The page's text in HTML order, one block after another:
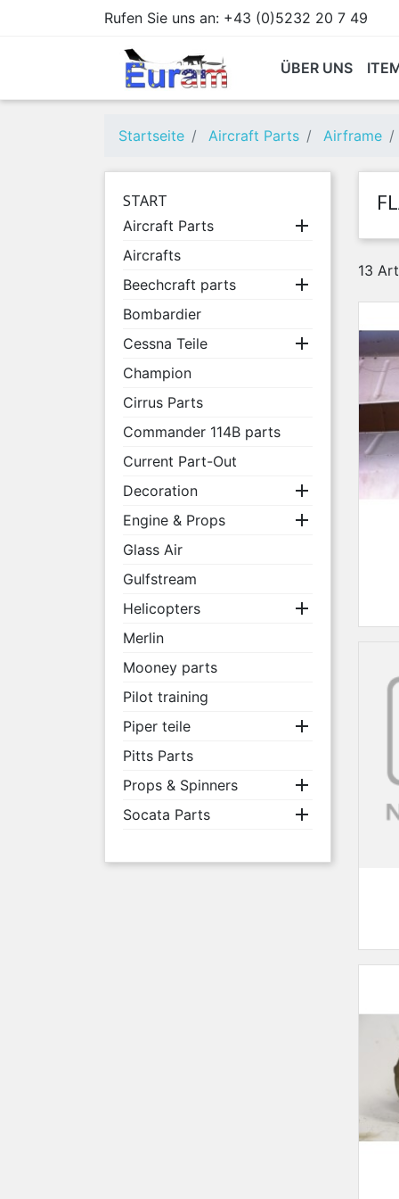
Rufen Sie uns an: +43 (0)5232 20 7 49
ÜBER UNS
Startseite Aircraft Parts Airframe
START
Aircraft Parts 
Aircrafts
Beechcraft parts

Bombardier
Cessna Teile

Champion
Cirrus Parts
Commander 114B parts
Current Part-Out
Decoration

Engine & Props 
Glass Air
Gulfstream
Helicopters

Merlin
Mooney parts
Pilot training
Piper teile

Pitts Parts
Props & Spinners

Socata Parts 
13